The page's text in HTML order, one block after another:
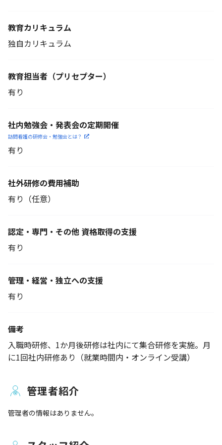
教育カリキュラム
独自カリキュラム
教育担当者 （プリセプター）
有り
社内勉強会・発表会の定期開催
訪問看護の研修会・勉強会とは？
有り
社外研修の費用補助
有り（任意）
認定・専門・その他 資格取得の支援
有り
管理・経営・独立への支援
有り
備考
入職時研修、1か月後研修は社内にて集合研修を実施。月
に1回社内研修あり（就業時間内・オンライン受講）
管理者紹介
管理者の情報はありません。